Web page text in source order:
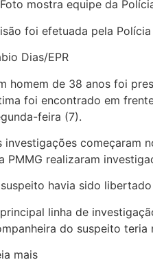
foi efetuada pela
Dias/EPR
homem de 38 anos foi
foi encontrado em
feira (7).
investigações começaram
PMMG realizaram
havia sido
linha de
do suspeito
mais